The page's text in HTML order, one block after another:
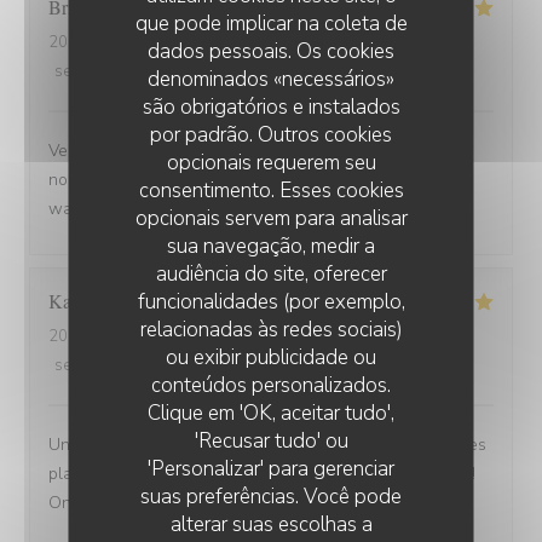
que pode implicar na coleta de
dados pessoais. Os cookies
denominados «necessários»
são obrigatórios e instalados
por padrão. Outros cookies
opcionais requerem seu
consentimento. Esses cookies
opcionais servem para analisar
sua navegação, medir a
audiência do site, oferecer
funcionalidades (por exemplo,
relacionadas às redes sociais)
ou exibir publicidade ou
conteúdos personalizados.
Clique em 'OK, aceitar tudo',
'Recusar tudo' ou
'Personalizar' para gerenciar
suas preferências. Você pode
alterar suas escolhas a
Brigitte
2025-09-02
- 12:30 - guests 3
service
ambience:5/5 menu:5/5 quality_price
Venue avec des amis de Belfort.super bien accueillis,
nous avons beaucoup apprécié la carbonade et le
waterzoi de poissons Nous reviendrons
Karine
2025-08-30
- 21:15 - guests 4
service
ambience:5/5 menu:5/5 quality_price
Une adresse a absolument découvrir ! Une ambiance,des
plats tous délicieux,un personnel attentionné et réactif !!
On reviendra....